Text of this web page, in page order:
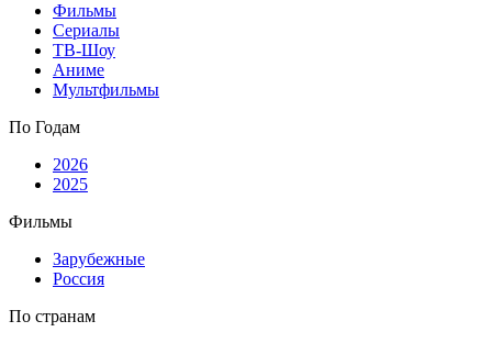
Фильмы
Сериалы
ТВ-Шоу
Аниме
Мультфильмы
По Годам
2026
2025
Фильмы
Зарубежные
Россия
По странам